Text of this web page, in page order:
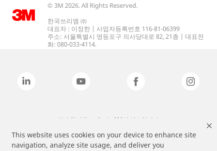
This website uses cookies on your device to enhance site
navigation, analyze site usage, and deliver you
© 3M 2026. All Rights Reserved.
한국쓰리엠 ㈜
대표자 : 이정한 | 사업자등록번호 116-81-06399
주소: 서울특별시 영등포구 의사당대로 82, 21층 | 대표전
화: 080-033-4114.
상기 열거된 브랜드는 3M의 상표입니다.